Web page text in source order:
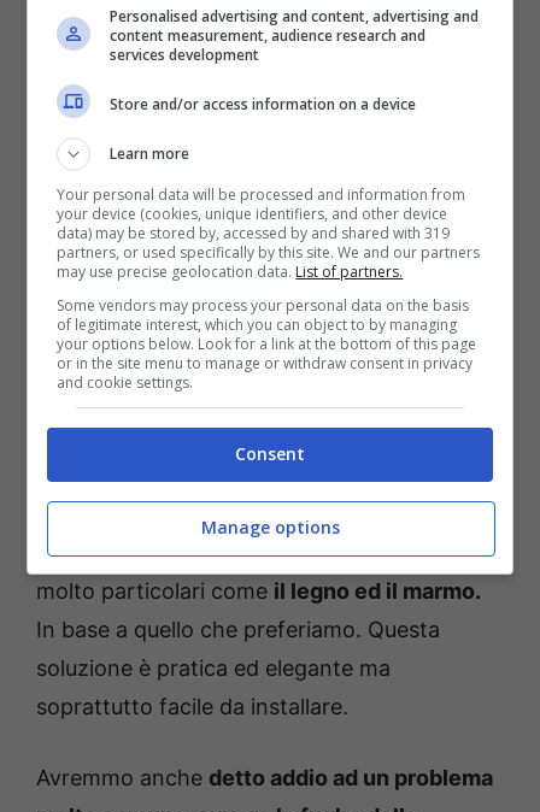
entrare in bagno ma non vedere quello che
amiamo, in questo momento. Ma questo
accadeva fino a ieri, oggipossiamo
personalizzare il nostro bagno in modo
semplice e senza troppa fatica.
riferiamo per il cambiamento? Alle piastrelle
del bagno, elemento molto evidente che salta
immediatamente all’occhio e lo faremo senza
troppa fatica, anzi.
Negli ultimi tempi
stanno letteralmente cambiando il mondo
dell’edilizia e delle ristrutturazioni
cosa va
di moda quest’anno?
ma che prende spunto da alcuni materiali
molto particolari come il legno ed il marmo.
In base a quello che preferiamo. Questa
soluzione è pratica ed elegante ma
soprattutto facile da installare.
Avremmo anche detto addio ad un problema
Personalised advertising and content, advertising and
content measurement, audience research and
services development
Store and/or access information on a device
Learn more
Your personal data will be processed and information from
your device (cookies, unique identifiers, and other device
data) may be stored by, accessed by and shared with 319
partners, or used specifically by this site. We and our partners
may use precise geolocation data. List of partners.
Some vendors may process your personal data on the basis
of legitimate interest, which you can object to by managing
your options below. Look for a link at the bottom of this page
or in the site menu to manage or withdraw consent in privacy
and cookie settings.
Consent
Manage options